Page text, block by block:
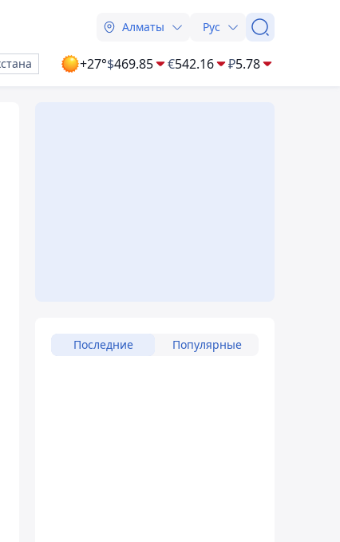
Алматы Рус
+27°$469.85 €542.16 ₽5.78
Последние Популярные